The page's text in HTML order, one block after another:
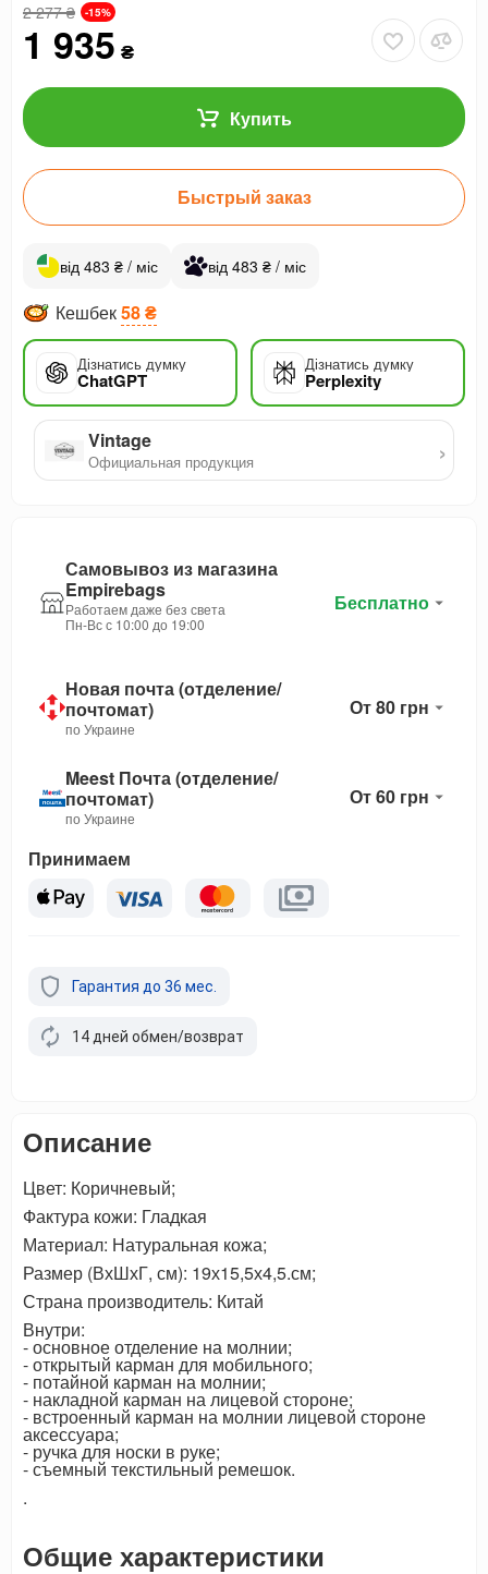
2 277₴ -15%
1 935 ₴
Купить
Быстрый заказ
від 483 ₴ / міс від 483 ₴ / міс
Кешбек58 ₴
Дізнатись думку
ChatGPT
Дізнатись думку
Perplexity
Vintage
Официальная продукция ›
Самовывоз из магазина
Empirebags
Работаем даже без света
Пн-Вс с 10:00 до 19:00
Бесплатно
Новая почта (отделение/
почтомат)
по Украине
От 80 грн
Meest Почта (отделение/
почтомат)
по Украине
От 60 грн
Принимаем
Гарантия до 36 мес.
14 дней обмен/возврат
Описание
Цвет: Коричневый;
Фактура кожи: Гладкая
Материал: Натуральная кожа;
Размер (ВхШхГ, см): 19х15,5х4,5.см;
Страна производитель: Китай
Внутри:
- основное отделение на молнии;
- открытый карман для мобильного;
- потайной карман на молнии;
- накладной карман на лицевой стороне;
- встроенный карман на молнии лицевой стороне
аксессуара;
- ручка для носки в руке;
- съемный текстильный ремешок.
.
Общие характеристики